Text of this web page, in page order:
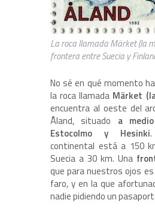
La roca llamada Märket (la
frontera entre Suecia y
No sé en qué momento
la roca llamada Märket
encuentra al oeste del
Åland, situado a
Estocolmo y Hesinki
continental está a 150
Suecia a 30 km. Una
que para nuestros ojos
faro, y en la que
nadie pidiendo un